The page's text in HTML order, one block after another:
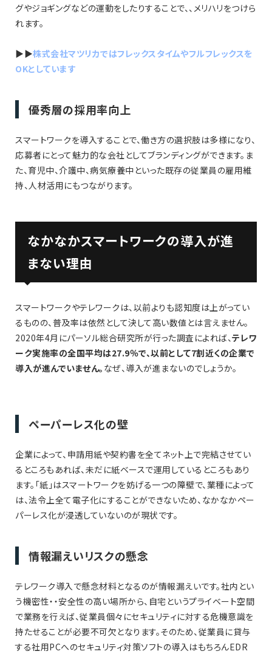
グやジョギングなどの運動をしたりすることで、、メリハリをつけら
れます。
▶︎▶︎株式会社マツリカではフレックスタイムやフルフレックスを
OKとしています
優秀層の採用率向上
スマートワークを導入することで、働き方の選択肢は多様になり、
応募者にとって魅力的な会社としてブランディングができます。ま
た、育児中、介護中、病気療養中といった既存の従業員の雇用維
持、人材活用にもつながります。
なかなかスマートワークの導入が進
まない理由
スマートワークやテレワークは、以前よりも認知度は上がってい
るものの、普及率は依然として決して高い数値とは言えません。
2020年4月にパーソル総合研究所が行った調査によれば、テレワ
ーク実施率の全国平均は27.9％で、以前として7割近くの企業で
導入が進んでいません。 なぜ、導入が進まないのでしょうか。
ペーパーレス化の壁
企業によって、申請用紙や契約書を全てネット上で完結させてい
るところもあれば、未だに紙ベースで運用しているところもあり
ます。「紙」はスマートワークを妨げる一つの障壁で、業種によって
は、法令上全て電子化にすることができないため、なかなかペー
パーレス化が浸透していないのが現状です。
情報漏えいリスクの懸念
テレワーク導入で懸念材料となるのが情報漏えいです。社内とい
う機密性・・安全性の高い場所から、自宅というプライベート空間
で業務を行えば、従業員個々にセキュリティに対する危機意識を
持たせることが必要不可欠となります。そのため、従業員に貸与
する社用PCへのセキュリティ対策ソフトの導入はもちろんEDR